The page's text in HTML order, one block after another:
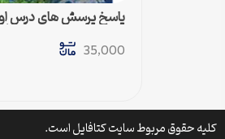
پاسخ پرسش های درس
دوم متوسطه رشته
35,000
کلیه حقوق مربوط سایت کتافایل است.